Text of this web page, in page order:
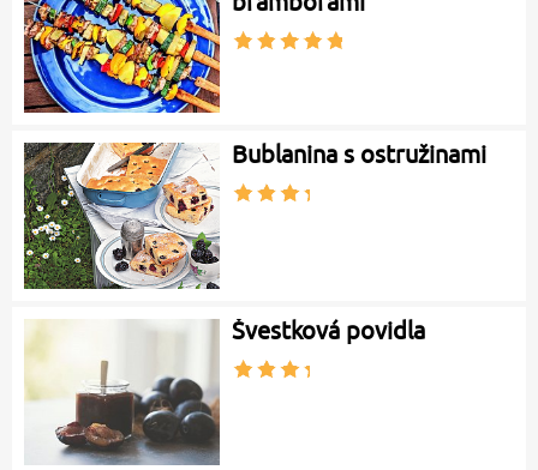
Bublanina s ostružinami
Švestková povidla